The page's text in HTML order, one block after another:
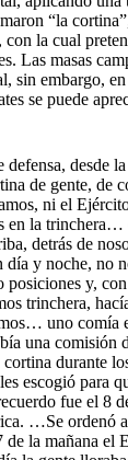
“la
con la cual
Las masas
sin embargo,
se puede
defensa, desde
de gente, de
ni el
en la trinchera…
detrás de
y noche, no
posiciones y,
trinchera,
uno comía
una comisión
cortina durante
escogió para
fue el 8
…Se ordenó
de la mañana el